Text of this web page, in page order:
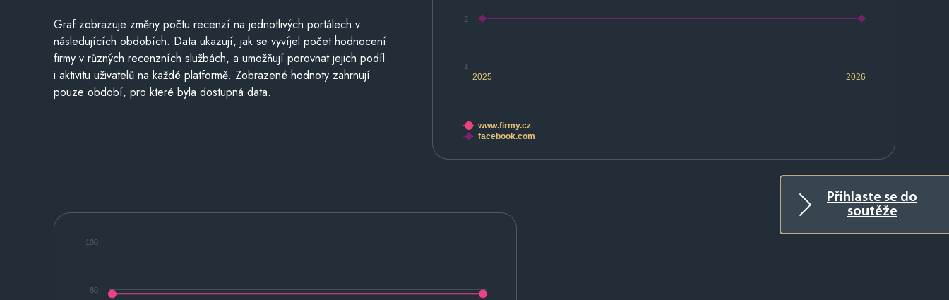
Přihlaste se do
soutěže
2025 2026
2
1
www.firmy.cz
facebook.com
Graf zobrazuje změny počtu recenzí na jednotlivých portálech v
následujících obdobích. Data ukazují, jak se vyvíjel počet hodnocení
firmy v různých recenzních službách, a umožňují porovnat jejich podíl
i aktivitu uživatelů na každé platformě. Zobrazené hodnoty zahrnují
pouze období, pro které byla dostupná data.
80
100